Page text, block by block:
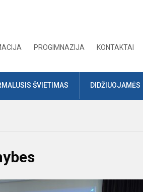
PROGIMNAZIJA KONTAKTAI
ŠVIETIMAS DIDŽIUOJAMĖS